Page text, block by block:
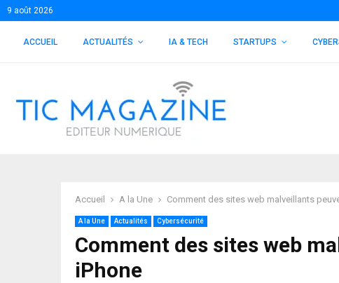
9 août 2026
ACCUEIL ACTUALITÉS IA & TECH STARTUPS
Accueil A la Une Comment des sites web malveillants
A la Une Actualités Cybersécurité
Comment des sites web
iPhone